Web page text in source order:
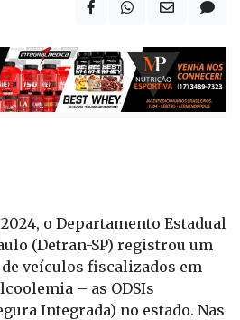
o Departamento Estadual
(Detran-SP) registrou um
veículos fiscalizados em
– as ODSIs
Integrada) no estado. Nas